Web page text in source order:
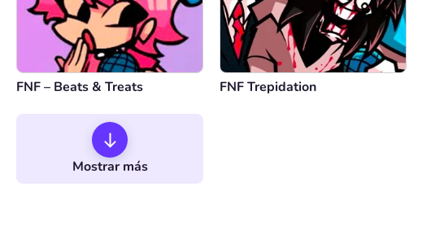
FNF – Beats & Treats FNF Trepidation
Mostrar más